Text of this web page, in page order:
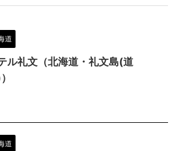
道
ル礼文（北海道・礼文島(道
道